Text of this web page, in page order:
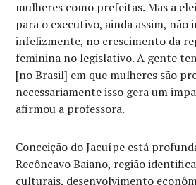
mulheres como prefeitas. Mas a
para o executivo, ainda assim, não
infelizmente, no crescimento da
feminina no legislativo. A gente
[no Brasil] em que mulheres são
necessariamente isso gera um
afirmou a professora.
Conceição do Jacuípe está
Recôncavo Baiano, região
culturais, desenvolvimento